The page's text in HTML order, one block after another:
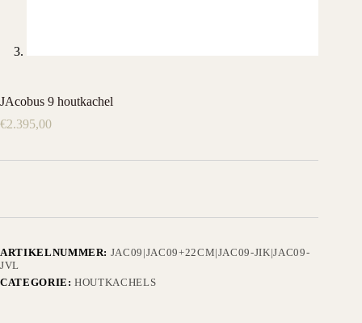
JAcobus 9 houtkachel
€2.395,00
ARTIKELNUMMER: JAC09|JAC09+22CM|JAC09-JIK|JAC09-
JVL
CATEGORIE:HOUTKACHELS